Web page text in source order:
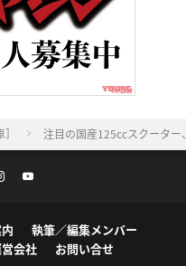
注目の国産125ccスクータ
執筆／編集メンバー
会社 お問い合せ